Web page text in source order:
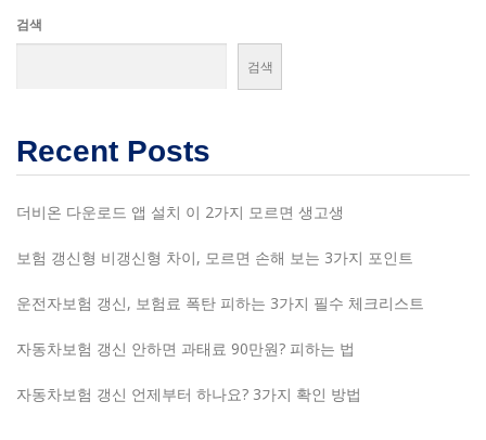
검색
검색
Recent Posts
더비온 다운로드 앱 설치 이 2가지 모르면 생고생
보험 갱신형 비갱신형 차이, 모르면 손해 보는 3가지 포인트
운전자보험 갱신, 보험료 폭탄 피하는 3가지 필수 체크리스트
자동차보험 갱신 안하면 과태료 90만원? 피하는 법
자동차보험 갱신 언제부터 하나요? 3가지 확인 방법